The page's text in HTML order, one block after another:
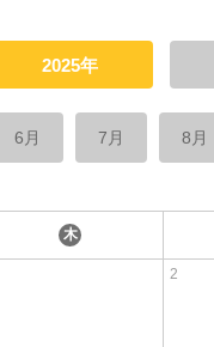
2025年
6月 7月 8月
木
2